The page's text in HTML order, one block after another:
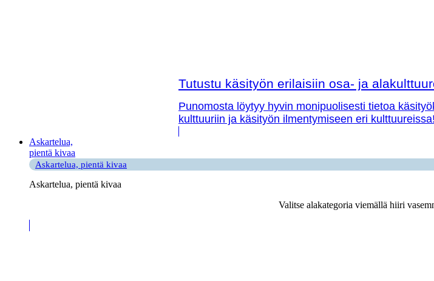
Tutustu käsityön erilaisiin osa- ja
Punomosta löytyy hyvin monipuolisesti tietoa
kulttuuriin ja käsityön ilmentymiseen eri kulttuureissa!
Askartelua,
pientä kivaa
Askartelua, pientä kivaa
Askartelua, pientä kivaa
Valitse alakategoria viemällä hiiri